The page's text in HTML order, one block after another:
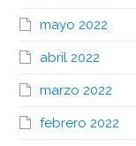
mayo 2022
abril 2022
marzo 2022
febrero 2022